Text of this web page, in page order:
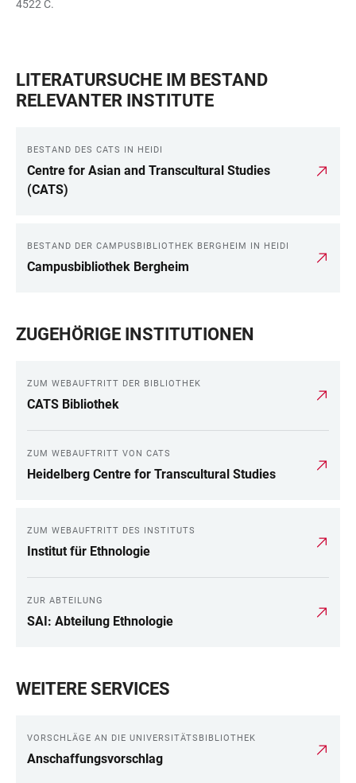
4522 C.
LITERATURSUCHE IM BESTAND
RELEVANTER INSTITUTE
BESTAND DES CATS IN HEIDI
Centre for Asian and Transcultural Studies
(CATS)
BESTAND DER CAMPUSBIBLIOTHEK BERGHEIM IN HEIDI
Campusbibliothek Bergheim
ZUGEHÖRIGE INSTITUTIONEN
ZUM WEBAUFTRITT DER BIBLIOTHEK
CATS Bibliothek
ZUM WEBAUFTRITT VON CATS
Heidelberg Centre for Transcultural Studies
ZUM WEBAUFTRITT DES INSTITUTS
Institut für Ethnologie
ZUR ABTEILUNG
SAI: Abteilung Ethnologie
WEITERE SERVICES
VORSCHLÄGE AN DIE UNIVERSITÄTSBIBLIOTHEK
Anschaffungsvorschlag